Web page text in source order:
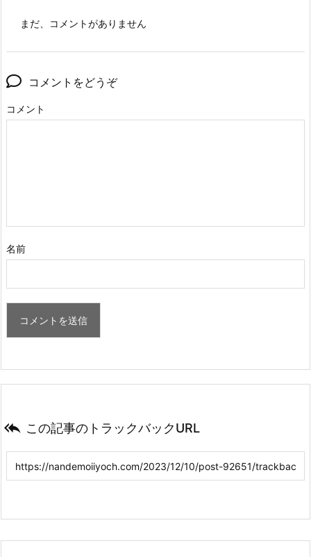
まだ、コメントがありません
コメントをどうぞ
コメント
名前
 この記事のトラックバックURL